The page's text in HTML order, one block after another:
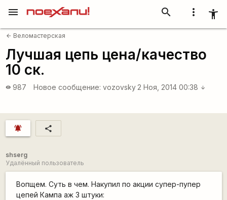
more_vert accessibility_new
search
menu
arrow_back Веломастерская
Лучшая цепь цена/качество
10 ск.
visibility 987 Новое сообщение: vozovsky 2 Ноя, 2014 00:38 arrow_downward
notifications_active share
shserg
Удалённый пользователь
Вопщем. Суть в чем. Накупил по акции супер-пупер
цепей Кампа аж 3 штуки: